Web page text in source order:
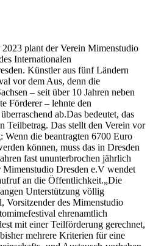
plant der Verein Mimenstudio
Internationalen
Künstler aus fünf Ländern
vor dem Aus, denn die
– seit über 10 Jahren neben
Förderer – lehnte den
ab.Das bedeutet, das
Teilbetrag. Das stellt den Verein vor
Wenn die beantragten 6700 Euro
können, muss das in Dresden
fast ununterbrochen jährlich
Mimenstudio Dresden e.V wendet
an die Öffentlichkeit.„Die
Unterstützung völlig
Vorsitzender des Mimenstudio
ehrenamtlich
mit einer Teilförderung gerechnet,
mehrere Kriterien für eine